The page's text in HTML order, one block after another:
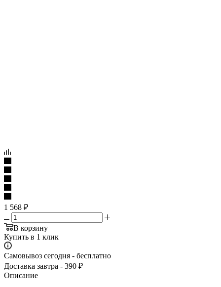
1 568 ₽
В корзину
Купить в 1 клик
Самовывоз сегодня - бесплатно
Доставка завтра - 390 ₽
Описание